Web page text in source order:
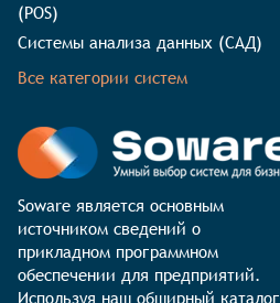
(POS)
Системы анализа данных (САД)
Все категории систем
Soware является основным
источником сведений о
прикладном программном
обеспечении для предприятий.
Используя наш обширный каталог